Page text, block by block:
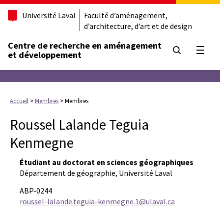
Université Laval
Faculté d’aménagement,
d’architecture, d’art et de design
Centre de recherche en aménagement
et développement
Accueil >Membres >Membres
Roussel Lalande Teguia
Kenmegne
Étudiant au doctorat en sciences géographiques
Département de géographie, Université Laval
ABP-0244
roussel-lalande.teguia-kenmegne.1@ulaval.ca